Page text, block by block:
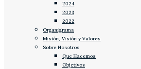
2024
2023
2022
Organigrama
Misión, Visión y Valores
Sobre Nosotros
Que Hacemos
Objetivos